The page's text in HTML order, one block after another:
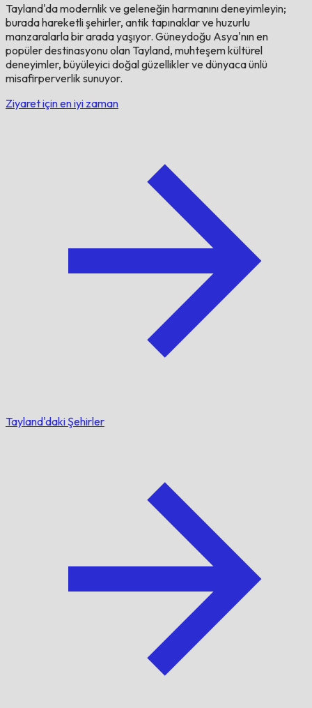
Tayland'da modernlik ve geleneğin harmanını deneyimleyin;
burada hareketli şehirler, antik tapınaklar ve huzurlu
manzaralarla bir arada yaşıyor. Güneydoğu Asya'nın en
popüler destinasyonu olan Tayland, muhteşem kültürel
deneyimler, büyüleyici doğal güzellikler ve dünyaca ünlü
misafirperverlik sunuyor.
Ziyaret için en iyi zaman
Tayland'daki Şehirler